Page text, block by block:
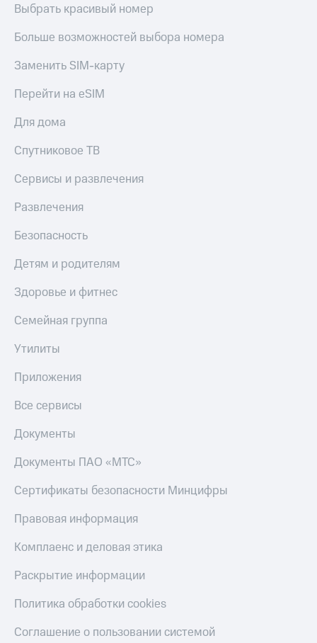
Выбрать красивый номер
Больше возможностей выбора номера
Заменить SIM-карту
Перейти на eSIM
Для дома
Спутниковое ТВ
Сервисы и развлечения
Развлечения
Безопасность
Детям и родителям
Здоровье и фитнес
Семейная группа
Утилиты
Приложения
Все сервисы
Документы
Документы ПАО «МТС»
Сертификаты безопасности Минцифры
Правовая информация
Комплаенс и деловая этика
Раскрытие информации
Политика обработки cookies
Соглашение о пользовании системой